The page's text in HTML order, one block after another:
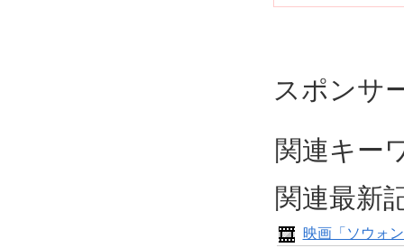
スポンサ
関連キー
関連最新
映画「ソウォ